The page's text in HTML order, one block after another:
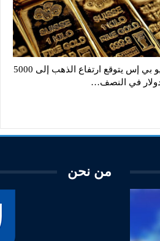
يو بي إس يتوقع ارتفاع الذهب إلى 5000
في النصف…
من نحن